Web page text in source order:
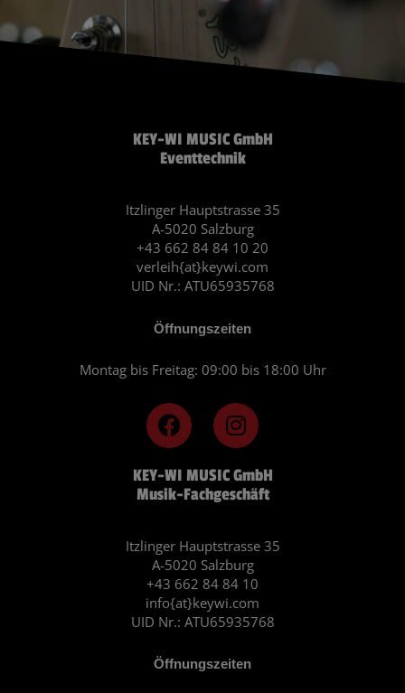
KEY-WI MUSIC GmbH
Musik-Fachgeschäft
Itzlinger Hauptstrasse 35
A-5020 Salzburg
+43 662 84 84 10
info{at}keywi.com
UID Nr.: ATU65935768
Öffnungszeiten
F
a
c
e
b
o
k
I
n
s
t
a
r
a
m
KEY-WI MUSIC GmbH
Eventtechnik
Itzlinger Hauptstrasse 35
A-5020 Salzburg
+43 662 84 84 10 20
verleih{at}keywi.com
UID Nr.: ATU65935768
Öffnungszeiten
Montag bis Freitag: 09:00 bis 18:00 Uhr